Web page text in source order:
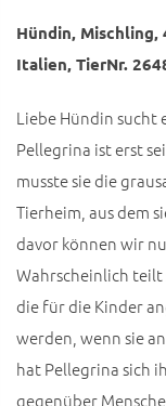
Hündin,
Italien, TierNr.
Liebe Hündin
Pellegrina ist erst
musste sie die
Tierheim, aus dem
davor können wir
Wahrscheinlich teilt
die für die Kinder
werden, wenn sie
hat Pellegrina sich
gegenüber